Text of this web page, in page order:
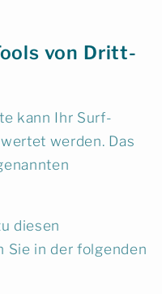
von Dritt­
kann Ihr Surf-
werden. Das
diesen
Sie in der folgenden